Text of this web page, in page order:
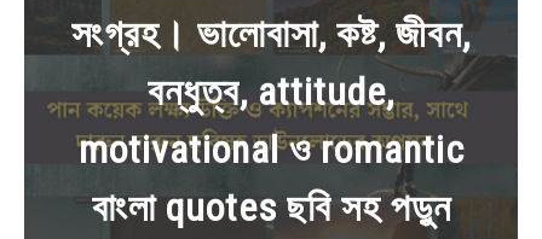
QUOTES & CAPTIONS
NEWS
BENGALI LYRICS
BENGALI NAMES
সংগ্রহ। ভালোবাসা, কষ্ট, জীবন,
বন্ধুত্ব, attitude,
motivational ও romantic
বাংলা quotes ছবি সহ পড়ুন